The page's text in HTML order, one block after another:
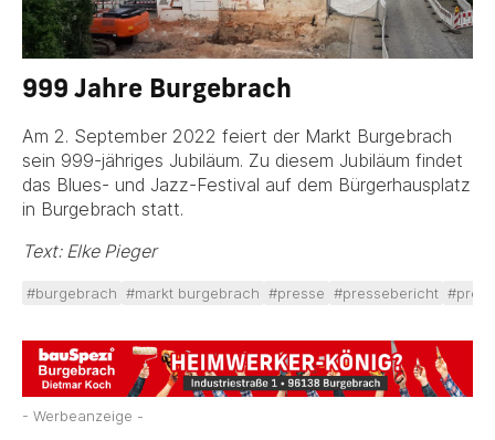
999 Jahre Burgebrach
Am 2. September 2022 feiert der Markt Burgebrach
sein 999-jähriges Jubiläum. Zu diesem Jubiläum findet
das Blues- und Jazz-Festival auf dem Bürgerhausplatz
in Burgebrach statt.
Text: Elke Pieger
#burgebrach #markt burgebrach #presse #pressebericht
- Werbeanzeige -